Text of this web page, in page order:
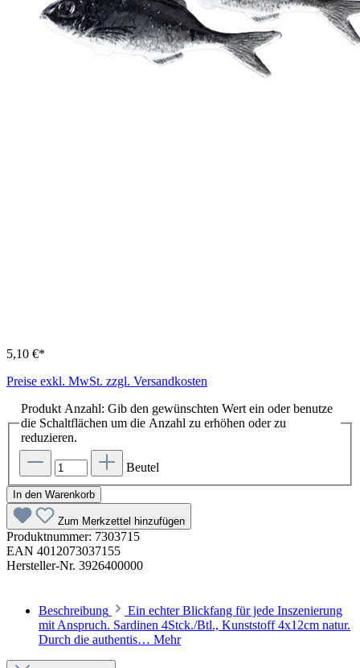
5,10 €*
Preise exkl. MwSt. zzgl. Versandkosten
Produkt Anzahl: Gib den gewünschten Wert ein oder benutze
die Schaltflächen um die Anzahl zu erhöhen oder zu
reduzieren.
Beutel
In den Warenkorb
Zum Merkzettel hinzufügen
Produktnummer: 7303715
EAN 4012073037155
Hersteller-Nr. 3926400000
Beschreibung
Ein echter Blickfang für jede Inszenierung
mit Anspruch. Sardinen 4Stck./Btl., Kunststoff 4x12cm natur.
Durch die authentis… Mehr